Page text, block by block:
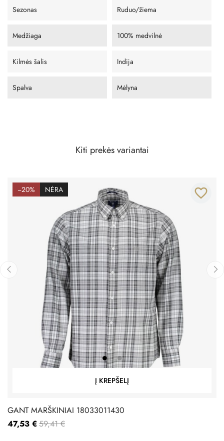
Sezonas Ruduo/žiema
Medžiaga 100% medvilnė
Kilmės šalis Indija
Spalva Mėlyna
Kiti prekės variantai
−20% NĖRA
Į KREPŠELĮ
favorite_border
GANT MARŠKINIAI 18033011430
47,53 € 59,41 €